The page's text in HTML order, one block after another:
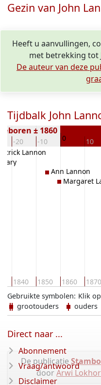
Gezin van John
Heeft u aanvullingen,
met betrekking tot
De auteur van deze
Tijdbalk John
-20 -10 0 10
± 1860
1840 1850 1860 1870
Lannon
Mary
Ann Lannon
Margaret
Klik
Gebruikte symbolen:
grootouders
ouders
De publicatie
doorArwi
Direct naar ...
Abonnement
Vraag/antwoord
Disclaimer